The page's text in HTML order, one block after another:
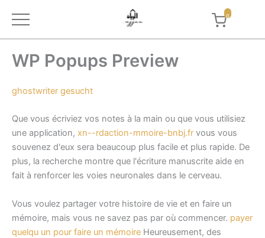
WP Popups Preview
ghostwriter gesucht
Que vous écriviez vos notes à la main ou que vous utilisiez
une application, xn--rdaction-mmoire-bnbj.fr vous vous
souvenez d'eux sera beaucoup plus facile et plus rapide. De
plus, la recherche montre que l'écriture manuscrite aide en
fait à renforcer les voies neuronales dans le cerveau.
Vous voulez partager votre histoire de vie et en faire un
mémoire, mais vous ne savez pas par où commencer. payer
quelqu un pour faire un mémoire Heureusement, des
0